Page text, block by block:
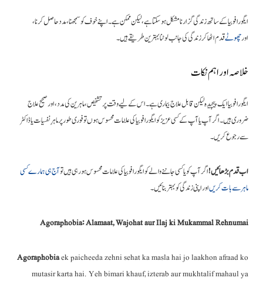
ایگورافوبیا کے ساتھ زندگی گزارنا مشکل ہو سکتا ہے، لیکن ممکن ہے۔ اپنے خوف کو سمجھنا، مدد حاصل کرنا،
اورچھوٹےقدم اٹھا کر زندگی کی جانب لوٹنا بہترین طریقے ہیں۔
خلاصہ اور اہم نکات
ایگورافوبیا ایک پیچیدہ لیکن قابل علاج بیماری ہے۔ اس کے لیے وقت پر تشخیص، ماہرین کی مدد، اور صحیح علاج
ضروری ہیں۔ اگر آپ یا آپ کے کسی عزیز کو ایگورافوبیا کی علامات محسوس ہوں تو فوری طور پر ماہرِ نفسیات یا ڈاکٹر
سے رجوع کریں۔
اب قدم بڑھائیں!اگر آپ کو یا کسی جاننے والے کو ایگورافوبیا کی علامات محسوس ہو رہی ہیں توآج ہی ہمارے کسی
ماہر سے بات کریںاور اپنی زندگی کو بہتر بنائیں۔
Agoraphobia: Alamaat, Wajohat aur Ilaj ki Mukammal Rehnumai
Agoraphobiaek paicheeda zehni sehat ka masla hai jo laakhon afraad ko
mutasir karta hai. Yeh bimari khauf, izterab aur mukhtalif mahaul ya